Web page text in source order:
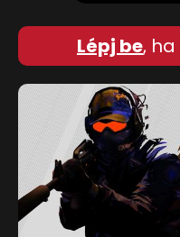
Lépj be,